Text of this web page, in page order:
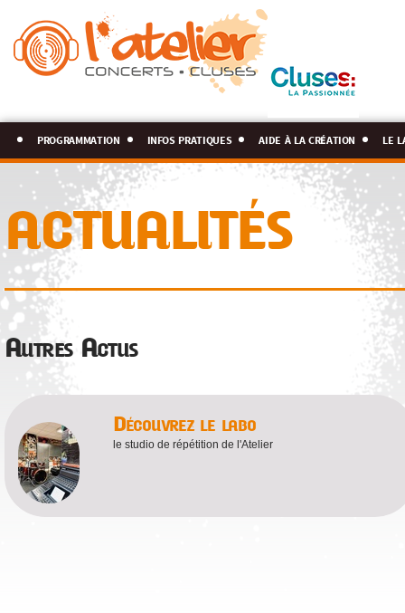
programmation infos pratiques aide à la création le
ACTUALITÉS
Autres Actus
Découvrez le labo
le studio de répétition de l'Atelier